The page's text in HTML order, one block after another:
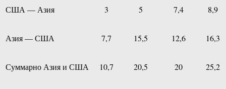
США — Азия 3 5 7,4 8,9
Азия — США 7,7 15,5 12,6 16,3
Суммарно Азия и США 10,7 20,5 20 25,2